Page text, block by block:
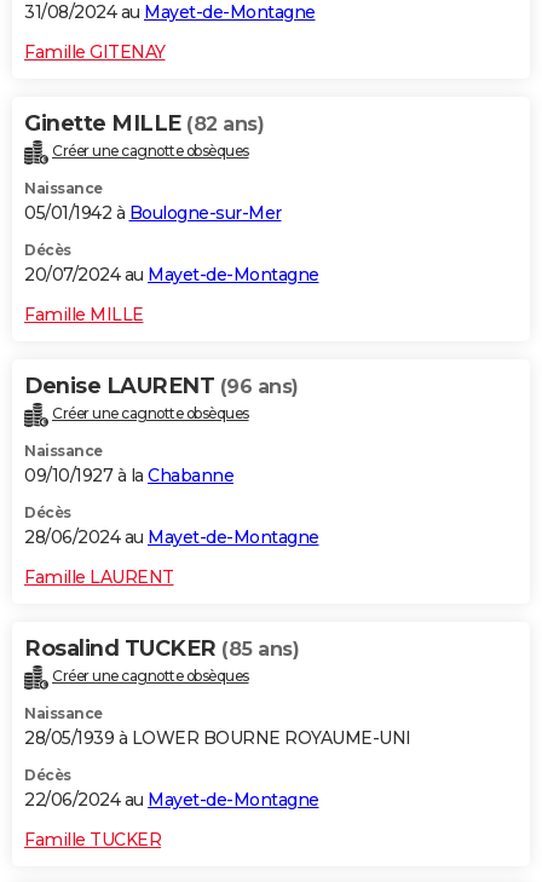
31/08/2024 au Mayet-de-Montagne
Famille GITENAY
Ginette MILLE (82 ans)
Créer une cagnotte obsèques
Naissance
05/01/1942 à Boulogne-sur-Mer
Décès
20/07/2024 au Mayet-de-Montagne
Famille MILLE
Denise LAURENT (96 ans)
Créer une cagnotte obsèques
Naissance
09/10/1927 à la Chabanne
Décès
28/06/2024 au Mayet-de-Montagne
Famille LAURENT
Rosalind TUCKER (85 ans)
Créer une cagnotte obsèques
Naissance
28/05/1939 à LOWER BOURNE ROYAUME-UNI
Décès
22/06/2024 au Mayet-de-Montagne
Famille TUCKER